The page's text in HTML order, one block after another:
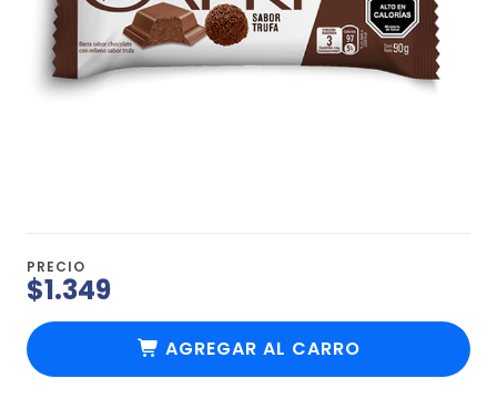
PRECIO
$1.349
AGREGAR AL CARRO